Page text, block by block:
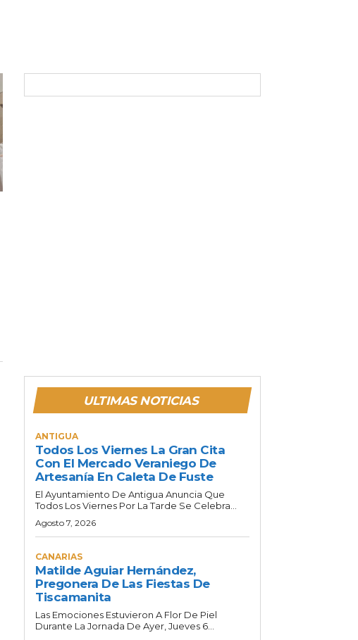
ULTIMAS NOTICIAS
ANTIGUA
Todos Los Viernes La Gran Cita
Con El Mercado Veraniego De
Artesanía En Caleta De Fuste
El Ayuntamiento De Antigua Anuncia Que
Todos Los Viernes Por La Tarde Se Celebra...
Agosto 7, 2026
CANARIAS
Matilde Aguiar Hernández,
Pregonera De Las Fiestas De
Tiscamanita
Las Emociones Estuvieron A Flor De Piel
Durante La Jornada De Ayer, Jueves 6...